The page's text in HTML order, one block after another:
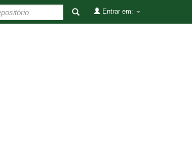
Entrar em: